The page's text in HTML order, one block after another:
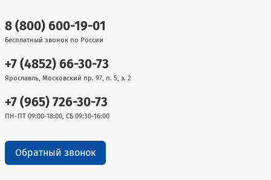
8 (800) 600-19-01
Бесплатный звонок по России
+7 (4852) 66-30-73
Ярославль, Московский пр. 97, п. 5, э. 2
+7 (965) 726-30-73
ПН-ПТ 09:00-18:00, СБ 09:30-16:00
Обратный звонок